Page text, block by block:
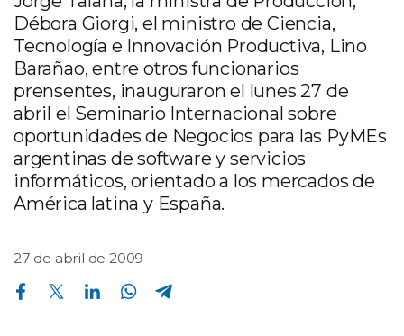
Débora Giorgi, el ministro de Ciencia,
Tecnología e Innovación Productiva, Lino
Barañao, entre otros funcionarios
prensentes, inauguraron el lunes 27 de
abril el Seminario Internacional sobre
oportunidades de Negocios para las PyMEs
argentinas de software y servicios
informáticos, orientado a los mercados de
América latina y España.
27 de abril de 2009
Compartir en Facebook Compartir en Twitter Compartir en Linkedin Compartir en Whatsapp